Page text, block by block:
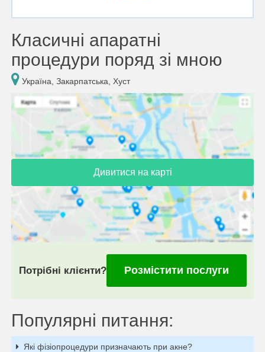
Класичні апаратні
процедури поряд зі мною
Україна, Закарпатська, Хуст
Дивитися на карті
Потрібні клієнти? Розмістити послуги
Популярні питання:
Які фізіопроцедури призначають при акне?